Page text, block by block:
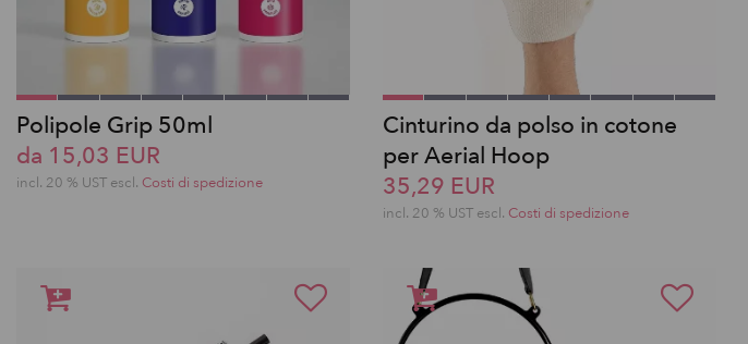
Polipole Grip 50ml
da 15,03 EUR
incl. 20 % UST escl. Costi di spedizione
Cinturino da polso in cotone
per Aerial Hoop
35,29 EUR
incl. 20 % UST escl. Costi di spedizione